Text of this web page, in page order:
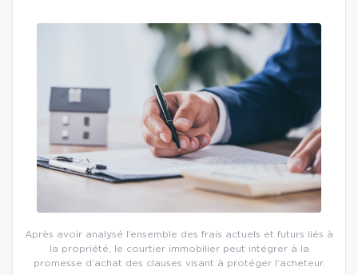
Après avoir analysé l’ensemble des frais actuels et futurs liés à
la propriété, le courtier immobilier peut intégrer à la
promesse d’achat des clauses visant à protéger l’acheteur.